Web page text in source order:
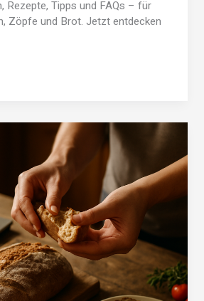
Rezepte, Tipps und FAQs – für
Zöpfe und Brot. Jetzt entdecken